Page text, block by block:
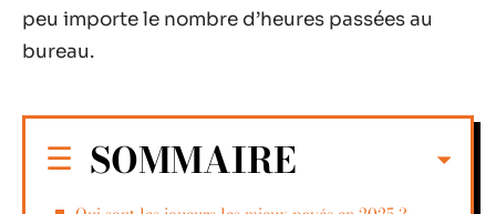
peu importe le nombre d’heures passées au
bureau.
SOMMAIRE